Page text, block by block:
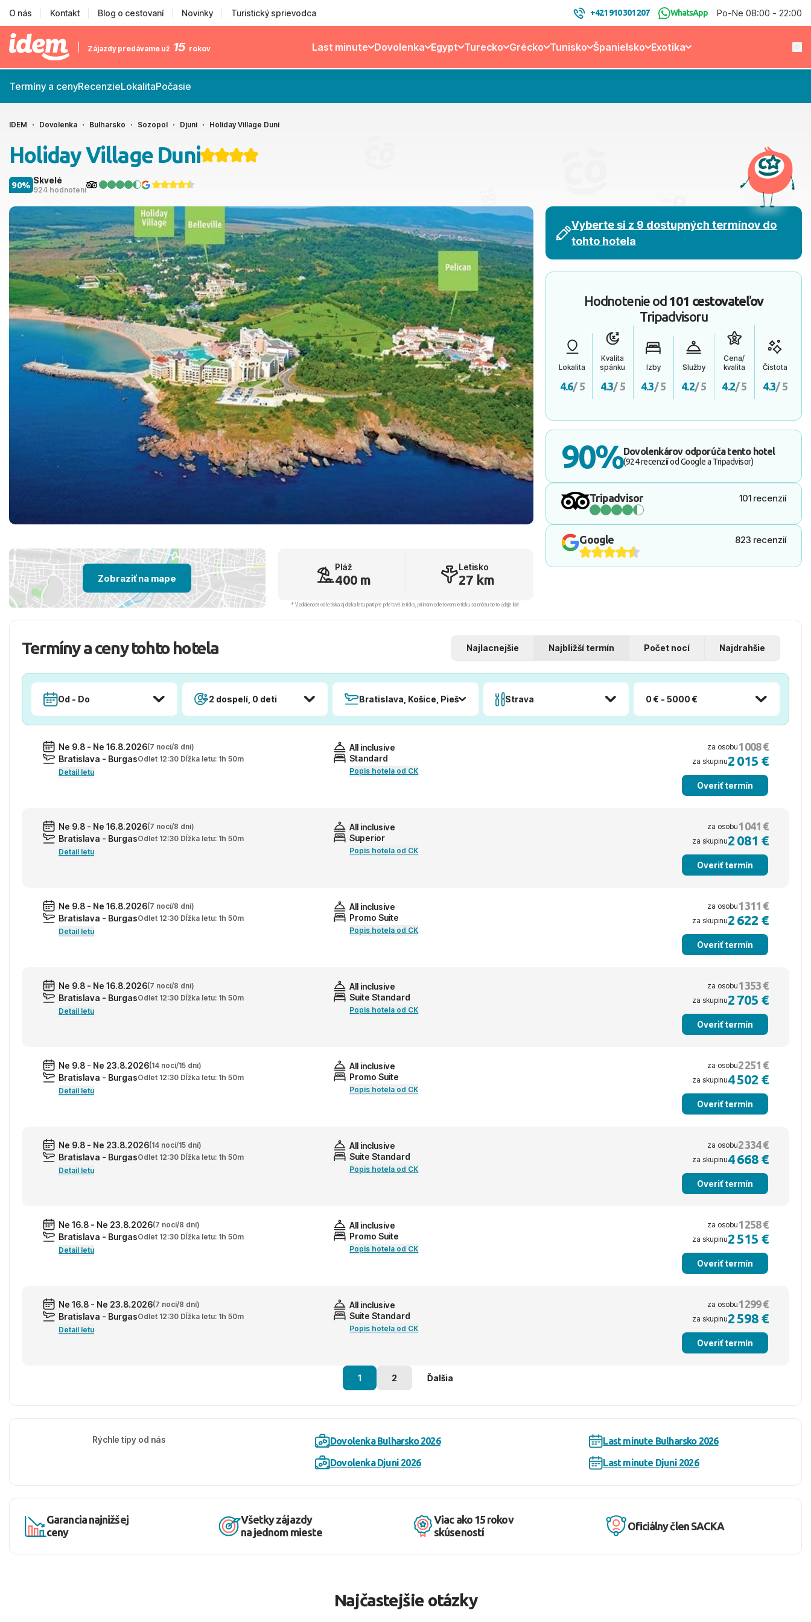
O nás Kontakt Blog o cestovaní Novinky Turistický sprievodca +421 910 301 207 WhatsApp Po-Ne 08:00 - 22:00
Zájazdy predávame už 15 rokov Last minute Dovolenka Egypt Turecko Grécko Tunisko Španielsko Exotika
Termíny a cenyRecenzieLokalitaPočasie
IDEM Dovolenka Bulharsko Sozopol Djuni Holiday Village Duni
Holiday Village Duni
Skvelé
924 hodnotení
90%
Vyberte si z 9 dostupných termínov do
tohto hotela
Hodnotenie od 101 cestovateľov
Tripadvisoru
Lokalita
4.6/ 5
Kvalita
spánku
4.3/ 5
Izby
4.3/ 5
Služby
4.2/ 5
Cena/
kvalita
4.2/ 5
Čistota
4.3/ 5
90%Dovolenkárov odporúča tento hotel
(924 recenzií od Google a Tripadvisor)
Tripadvisor 101 recenzií
Google 823 recenzií
Zobraziť na mape
Pláž
400 m
Letisko
27 km
* Vzdialenosť od letiska aj dľžka letu platí pre príletové letisko, pri inom odletovom letisku sa môžu tieto údaje líšiť.
Termíny a ceny tohto hotela Najlacnejšie Najbližší termín Počet nocí Najdrahšie
Od - Do 2 dospelí, 0 deti Bratislava, Košice, Piešťany, PopradStrava 0 € - 5000 €
Ne 9.8 - Ne 16.8.2026(7 nocí/8 dní)
Bratislava - BurgasOdlet 12:30 Dĺžka letu: 1h 50m
Detail letu
All inclusive
Standard
Popis hotela od CK
za osobu 1 008 €
za skupinu2 015 €
Overiť termín
Ne 9.8 - Ne 16.8.2026(7 nocí/8 dní)
Bratislava - BurgasOdlet 12:30 Dĺžka letu: 1h 50m
Detail letu
All inclusive
Superior
Popis hotela od CK
za osobu 1 041 €
za skupinu2 081 €
Overiť termín
Ne 9.8 - Ne 16.8.2026(7 nocí/8 dní)
Bratislava - BurgasOdlet 12:30 Dĺžka letu: 1h 50m
Detail letu
All inclusive
Promo Suite
Popis hotela od CK
za osobu 1 311 €
za skupinu2 622 €
Overiť termín
Ne 9.8 - Ne 16.8.2026(7 nocí/8 dní)
Bratislava - BurgasOdlet 12:30 Dĺžka letu: 1h 50m
Detail letu
All inclusive
Suite Standard
Popis hotela od CK
za osobu 1 353 €
za skupinu2 705 €
Overiť termín
Ne 9.8 - Ne 23.8.2026(14 nocí/15 dní)
Bratislava - BurgasOdlet 12:30 Dĺžka letu: 1h 50m
Detail letu
All inclusive
Promo Suite
Popis hotela od CK
za osobu2 251 €
za skupinu4 502 €
Overiť termín
Ne 9.8 - Ne 23.8.2026(14 nocí/15 dní)
Bratislava - BurgasOdlet 12:30 Dĺžka letu: 1h 50m
Detail letu
All inclusive
Suite Standard
Popis hotela od CK
za osobu2 334 €
za skupinu4 668 €
Overiť termín
Ne 16.8 - Ne 23.8.2026(7 nocí/8 dní)
Bratislava - BurgasOdlet 12:30 Dĺžka letu: 1h 50m
Detail letu
All inclusive
Promo Suite
Popis hotela od CK
za osobu 1 258 €
za skupinu2 515 €
Overiť termín
Ne 16.8 - Ne 23.8.2026(7 nocí/8 dní)
Bratislava - BurgasOdlet 12:30 Dĺžka letu: 1h 50m
Detail letu
All inclusive
Suite Standard
Popis hotela od CK
za osobu 1 299 €
za skupinu2 598 €
Overiť termín
1 2 Ďalšia
Rýchle tipy od nás Dovolenka Bulharsko 2026
Last minute Bulharsko 2026
Dovolenka Djuni 2026
Last minute Djuni 2026
Garancia najnižšej
ceny
Všetky zájazdy
na jednom mieste
Viac ako 15 rokov
skúseností
Oficiálny člen SACKA
Najčastejšie otázky